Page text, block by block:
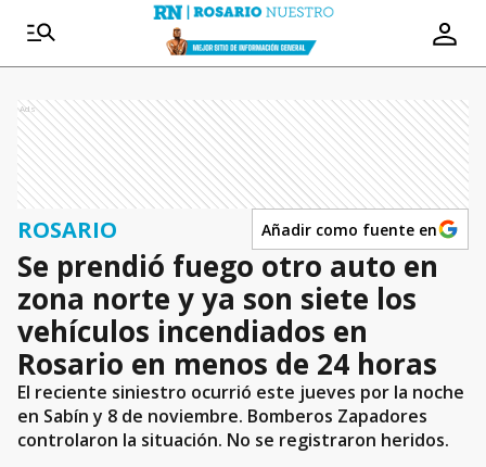
Ads
ROSARIO Añadir como fuente en
Se prendió fuego otro auto en
zona norte y ya son siete los
vehículos incendiados en
Rosario en menos de 24 horas
El reciente siniestro ocurrió este jueves por la noche
en Sabín y 8 de noviembre. Bomberos Zapadores
controlaron la situación. No se registraron heridos.